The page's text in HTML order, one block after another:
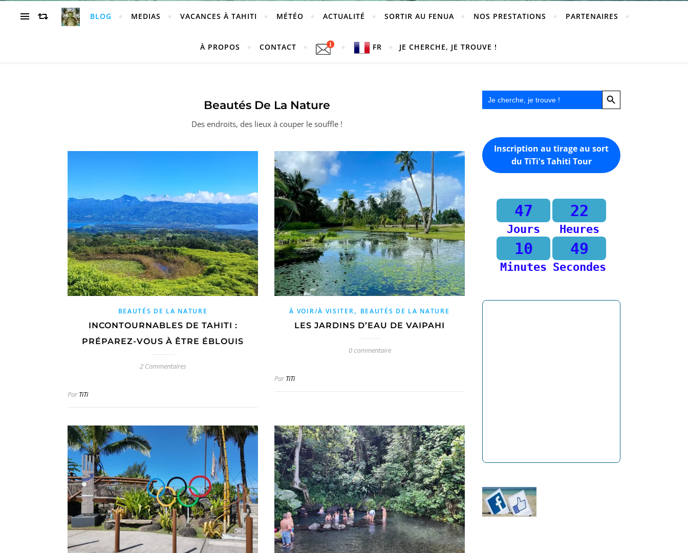
BLOG MEDIAS VACANCES À TAHITI MÉTÉO ACTUALITÉ SORTIR AU FENUA NOS PRESTATIONS PARTENAIRES
À PROPOS CONTACT FR JE CHERCHE, JE TROUVE !
Beautés De La Nature
Des endroits, des lieux à couper le souffle !
BEAUTÉS DE LA NATURE
INCONTOURNABLES DE TAHITI :
PRÉPAREZ-VOUS À ÊTRE ÉBLOUIS
2 Commentaires
ParTiTi
À VOIR/À VISITER, BEAUTÉS DE LA NATURE
LES JARDINS D’EAU DE VAIPAHI
0 commentaire
ParTiTi
Search
for:
Search Button
Inscription au tirage au sort
du TiTi's Tahiti Tour
47
Jours
22
Heures
10
Minutes
49
Secondes